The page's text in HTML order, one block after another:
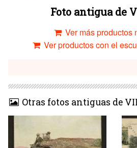
Foto antigua de
Ver más productos
Ver productos con el
Otras fotos antiguas de